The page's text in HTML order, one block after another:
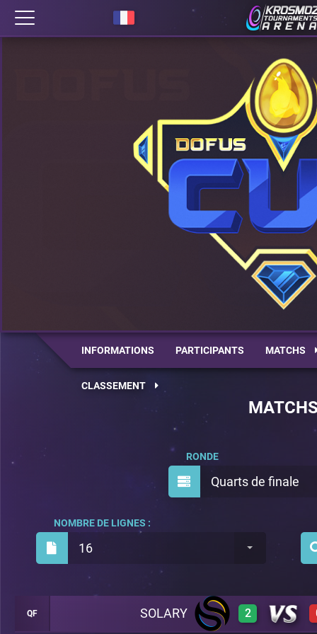
INFORMATIONS PARTICIPANTS MATCHS
CLASSEMENT
Quarts de finale
RONDE
16
NOMBRE DE LIGNES :
QF SOLARY 2